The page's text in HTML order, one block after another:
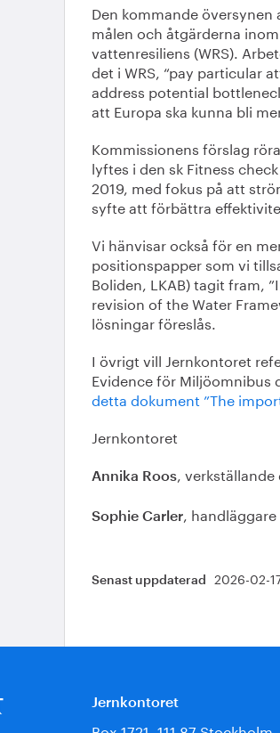
Den kommande översynen
målen och åtgärderna
vattenresiliens (WRS).
det i WRS, “pay particular
address potential
att Europa ska kunna bli
Kommissionens förslag
lyftes i den sk Fitness
2019, med fokus på att
syfte att förbättra
Vi hänvisar också för en
positionspapper som vi
Boliden, LKAB) tagit fram,
revision of the Water
lösningar föreslås.
I övrigt vill Jernkontoret
Evidence för Miljöomnibus
detta dokument ”The
Jernkontoret
Annika Roos,
Sophie Carler, handläggare
Senast uppdaterad 2026-02-
Jernkontoret